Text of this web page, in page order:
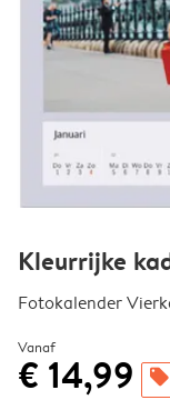
Kleurrijke
Fotokalender
Vanaf
€ 14,99 offers